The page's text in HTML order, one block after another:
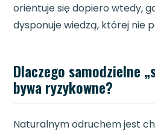
orientuje się dopiero wtedy,
dysponuje wiedzą, której nie
Dlaczego samodzielne
bywa ryzykowne?
Naturalnym odruchem jest